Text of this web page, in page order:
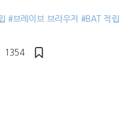
#브레이브 브라우저 #BAT 적립
1354